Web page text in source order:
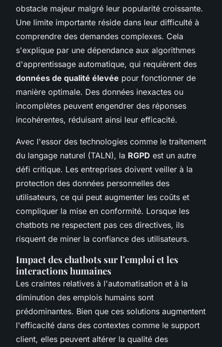
obstacle majeur malgré leur popularité croissante.
Une limite importante réside dans leur difficulté à
comprendre des demandes complexes. Cela
s'explique par une dépendance aux algorithmes
d'apprentissage automatique, qui requièrent des
données de qualité élevée pour fonctionner de
manière optimale. Des données inexactes ou
incomplètes peuvent engendrer des réponses
incohérentes, réduisant ainsi leur efficacité.
Avec l'essor des technologies comme le traitement
du langage naturel (TALN), la RGPD est un autre
défi critique. Les entreprises doivent veiller à la
protection des données personnelles des
utilisateurs, ce qui peut augmenter les coûts et
compliquer la mise en conformité. Lorsque les
chatbots ne respectent pas ces directives, ils
risquent de miner la confiance des utilisateurs.
Impact des chatbots sur l'emploi et les
interactions humaines
Les craintes relatives à l'automatisation et à la
diminution des emplois humains sont
prédominantes. Bien que ces solutions augmentent
l'efficacité dans des contextes comme le support
client, elles peuvent altérer la qualité des